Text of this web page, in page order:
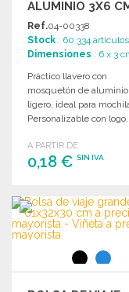
ALUMINIO 3X6
PRECIOS DE
MAYORISTA
Ref.04-00338
Stock : 60 334 artículos
Dimensiones : 6 x 3
Práctico llavero con
mosquetón de aluminio
ligero, ideal para
Personalizable con logo.
A PARTIR DE
0,18 € SIN IVA
PEDIR
Solicitar un